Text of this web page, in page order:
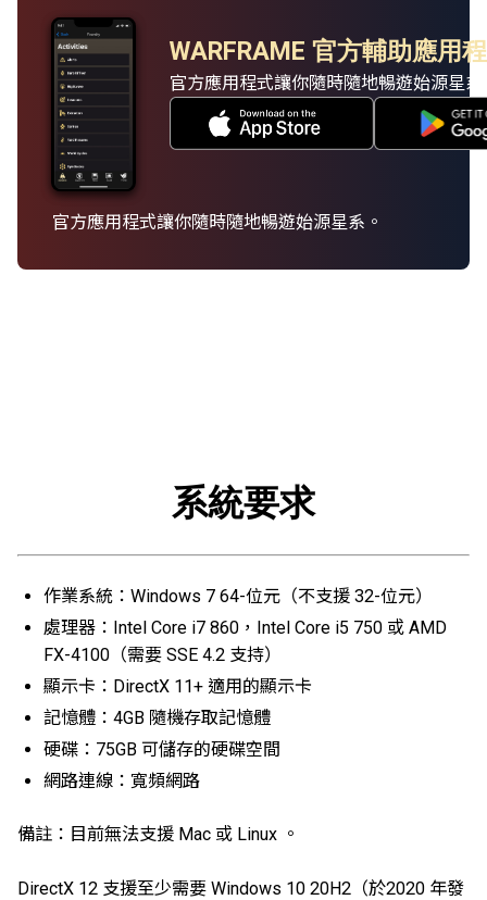
WARFRAME 官方輔助應用
官方應用程式讓你隨時隨地暢遊始源星系
官方應用程式讓你隨時隨地暢遊始源星系。
系統要求
作業系統：Windows 7 64-位元（不支援 32-位元）
處理器：Intel Core i7 860，Intel Core i5 750 或 AMD
FX-4100（需要 SSE 4.2 支持）
顯示卡：DirectX 11+ 適用的顯示卡
記憶體：4GB 隨機存取記憶體
硬碟：75GB 可儲存的硬碟空間
網路連線：寬頻網路
備註：目前無法支援 Mac 或 Linux 。
DirectX 12 支援至少需要 Windows 10 20H2（於2020 年發